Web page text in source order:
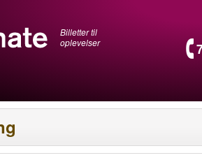
Billetter til
oplevelser